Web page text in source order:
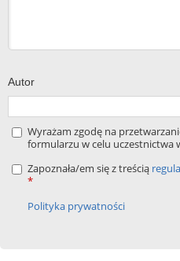
Autor
Wyrażam zgodę na
formularzu w celu uczestnictwa
Zapoznała/em się z treścią
*
Polityka prywatności